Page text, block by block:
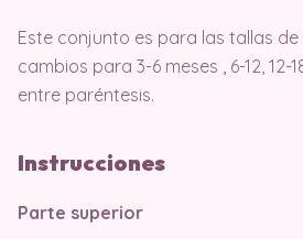
Este conjunto es para las tallas de
cambios para 3-6 meses , 6-12, 12-
entre paréntesis.
Instrucciones
Parte superior